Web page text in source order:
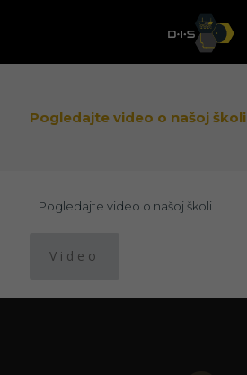
Pogledajte video o našoj školi
Pogledajte video o našoj školi
Video